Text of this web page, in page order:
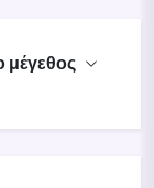
μέγεθος